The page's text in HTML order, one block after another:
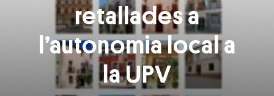
retallades a
l’autonomia local a
la UPV